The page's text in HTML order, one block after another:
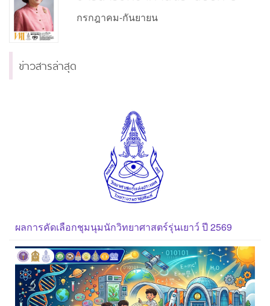
กรกฎาคม-กันยายน
ข่าวสารล่าสุด
ผลการคัดเลือกชุมนุมนักวิทยาศาสตร์รุ่นเยาว์ ปี 2569